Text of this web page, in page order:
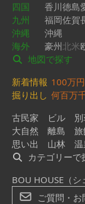
四国
香川徳島
九州
福岡佐賀
沖縄
沖縄
海外
豪州北米
地図で探す
新着情報 100万
掘り出し 何百万
古民家
ビル
大自然
離島
思い出
山林 温
カテゴリーで
BOU HOUSE（シ
ご質問・